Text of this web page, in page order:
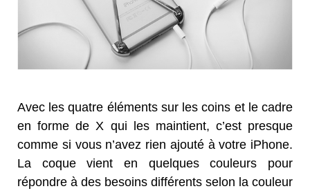
Avec les quatre éléments sur les coins et le cadre
en forme de X qui les maintient, c’est presque
comme si vous n’avez rien ajouté à votre iPhone.
La coque vient en quelques couleurs pour
répondre à des besoins différents selon la couleur